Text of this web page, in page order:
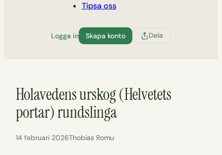
Tipsa oss
Logga in Skapa konto Dela
Holavedens urskog (Helvetets
portar) rundslinga
14 februari 2026Thobias Romu